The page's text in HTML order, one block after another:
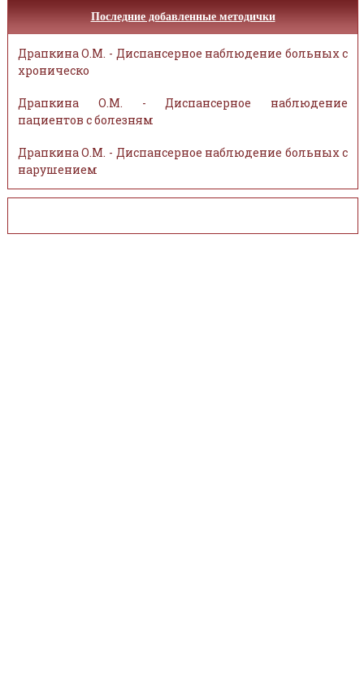
Последние добавленные методички
Драпкина О.М. - Диспансерное наблюдение больных с
хроническо
Драпкина О.М. - Диспансерное наблюдение
пациентов с болезням
Драпкина О.М. - Диспансерное наблюдение больных с
нарушением